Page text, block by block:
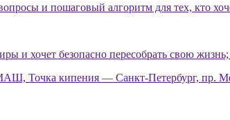
и пошаговый алгоритм для тех, кто
и хочет безопасно пересобрать свою
Точка кипения — Санкт-Петербург, пр.